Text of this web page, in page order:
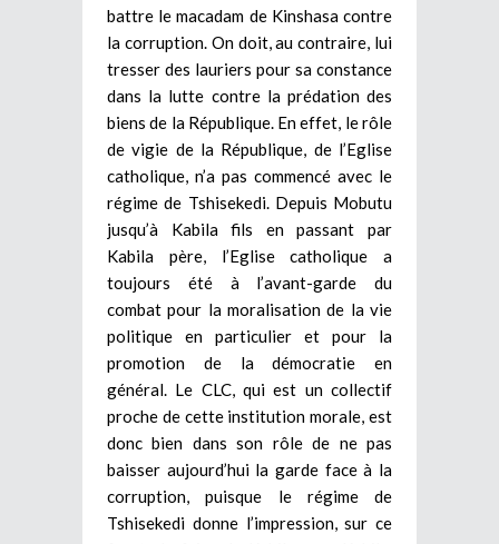
battre le macadam de Kinshasa contre
la corruption. On doit, au contraire, lui
tresser des lauriers pour sa constance
dans la lutte contre la prédation des
biens de la République. En effet, le rôle
de vigie de la République, de l’Eglise
catholique, n’a pas commencé avec le
régime de Tshisekedi. Depuis Mobutu
jusqu’à Kabila fils en passant par
Kabila père, l’Eglise catholique a
toujours été à l’avant-garde du
combat pour la moralisation de la vie
politique en particulier et pour la
promotion de la démocratie en
général. Le CLC, qui est un collectif
proche de cette institution morale, est
donc bien dans son rôle de ne pas
baisser aujourd’hui la garde face à la
corruption, puisque le régime de
Tshisekedi donne l’impression, sur ce